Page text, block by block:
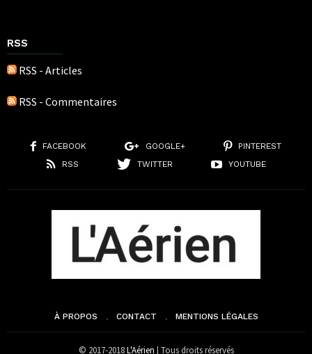
RSS
RSS - Articles
RSS - Commentaires
FACEBOOK GOOGLE+
PINTEREST
RSS
TWITTER YOUTUBE
À PROPOS CONTACT MENTIONS LÉGALES
© 2017-2018L'Aérien | Tous droits réservés